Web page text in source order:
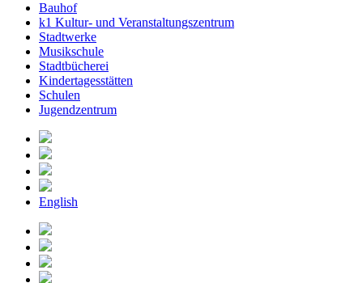
Bauhof
k1 Kultur- und Veranstaltungszentrum
Stadtwerke
Musikschule
Stadtbücherei
Kindertagesstätten
Schulen
Jugendzentrum
English